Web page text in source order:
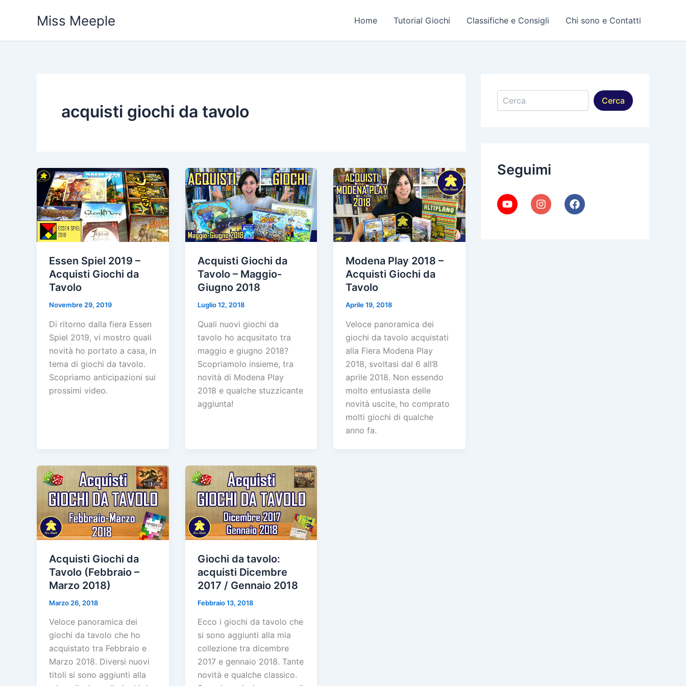
Miss Meeple Home Tutorial Giochi Classifiche e Consigli Chi sono e Contatti
acquisti giochi da tavolo
Essen Spiel 2019 –
Acquisti Giochi da
Tavolo
Novembre 29, 2019
Di ritorno dalla fiera Essen
Spiel 2019, vi mostro quali
novità ho portato a casa, in
tema di giochi da tavolo.
Scopriamo anticipazioni sui
prossimi video.
Acquisti Giochi da
Tavolo – Maggio-
Giugno 2018
Luglio 12, 2018
Quali nuovi giochi da
tavolo ho acqusitato tra
maggio e giugno 2018?
Scopriamolo insieme, tra
novità di Modena Play
2018 e qualche stuzzicante
aggiunta!
Modena Play 2018 –
Acquisti Giochi da
Tavolo
Aprile 19, 2018
Veloce panoramica dei
giochi da tavolo acquistati
alla Fiera Modena Play
2018, svoltasi dal 6 all’8
aprile 2018. Non essendo
molto entusiasta delle
novità uscite, ho comprato
molti giochi di qualche
anno fa.
Acquisti Giochi da
Tavolo (Febbraio –
Marzo 2018)
Marzo 26, 2018
Veloce panoramica dei
giochi da tavolo che ho
acquistato tra Febbraio e
Marzo 2018. Diversi nuovi
titoli si sono aggiunti alla
Giochi da tavolo:
acquisti Dicembre
2017 / Gennaio 2018
Febbraio 13, 2018
Ecco i giochi da tavolo che
si sono aggiunti alla mia
collezione tra dicembre
2017 e gennaio 2018. Tante
novità e qualche classico.
Cerca
Cerca
Seguimi